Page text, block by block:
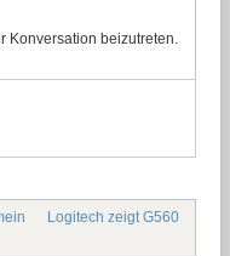
Konversation beizutreten.
Logitech zeigt G560